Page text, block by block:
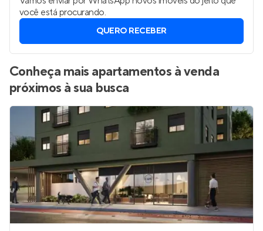
você está procurando.
QUERO RECEBER
Conheça mais apartamentos à venda
próximos à sua busca